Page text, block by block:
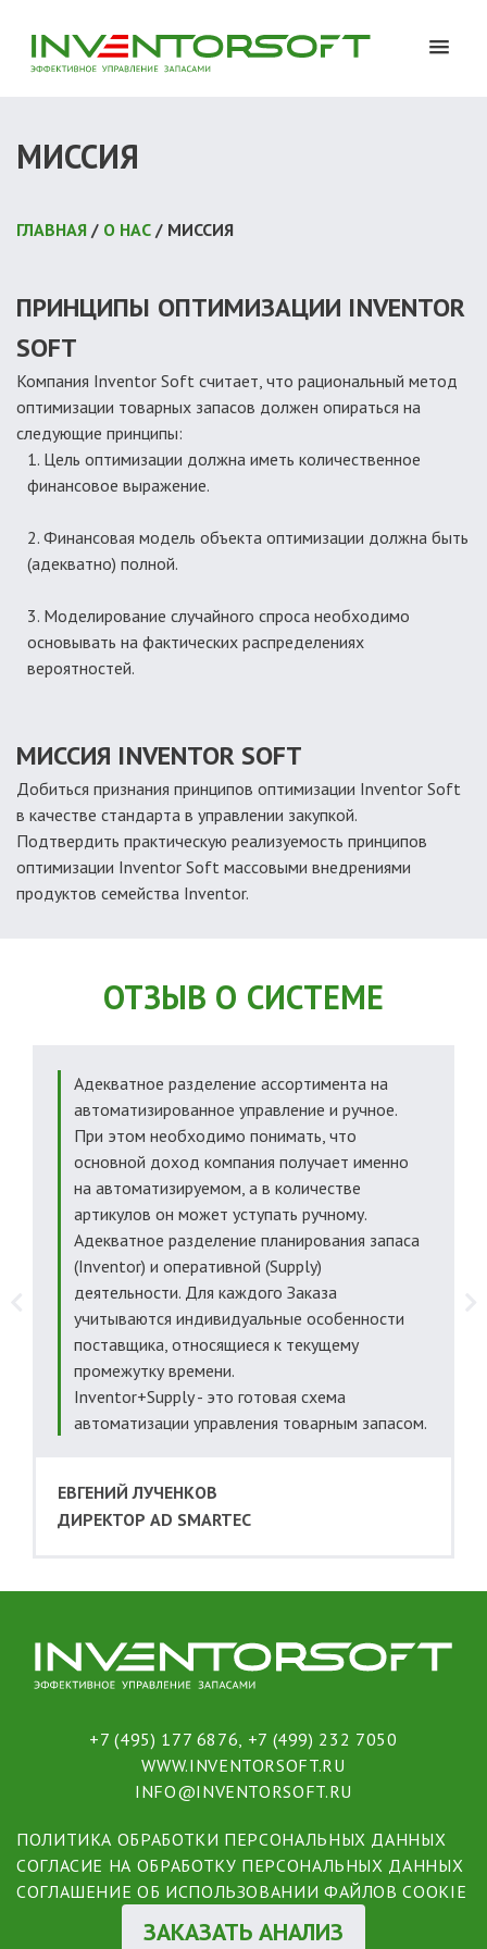
МИССИЯ
ГЛАВНАЯ / О НАС / МИССИЯ
ПРИНЦИПЫ ОПТИМИЗАЦИИ INVENTOR
SOFT
Компания Inventor Soft считает, что рациональный метод
оптимизации товарных запасов должен опираться на
следующие принципы:
Цель оптимизации должна иметь количественное
финансовое выражение.
Финансовая модель объекта оптимизации должна быть
(адекватно) полной.
Моделирование случайного спроса необходимо
основывать на фактических распределениях
вероятностей.
МИССИЯ INVENTOR SOFT
Добиться признания принципов оптимизации Inventor Soft
в качестве стандарта в управлении закупкой.
Подтвердить практическую реализуемость принципов
оптимизации Inventor Soft массовыми внедрениями
продуктов семейства Inventor.
ОТЗЫВ О СИСТЕМЕ
Адекватное разделение ассортимента на
автоматизированное управление и ручное.
При этом необходимо понимать, что
основной доход компания получает именно
на автоматизируемом, а в количестве
артикулов он может уступать ручному.
Адекватное разделение планирования запаса
(Inventor) и оперативной (Supply)
деятельности. Для каждого Заказа
учитываются индивидуальные особенности
поставщика, относящиеся к текущему
промежутку времени.
Inventor+Supply - это готовая схема
автоматизации управления товарным запасом.
ЕВГЕНИЙ ЛУЧЕНКОВ
ДИРЕКТОР AD SMARTEC
+7 (495) 177 6876 +7 (499) 232 7050
WWW.INVENTORSOFT.RU
INFO@INVENTORSOFT.RU
ПОЛИТИКА ОБРАБОТКИ ПЕРСОНАЛЬНЫХ ДАННЫХ
СОГЛАСИЕ НА ОБРАБОТКУ ПЕРСОНАЛЬНЫХ ДАННЫХ
СОГЛАШЕНИЕ ОБ ИСПОЛЬЗОВАНИИ ФАЙЛОВ COOKIE
ЗАКАЗАТЬ АНАЛИЗ